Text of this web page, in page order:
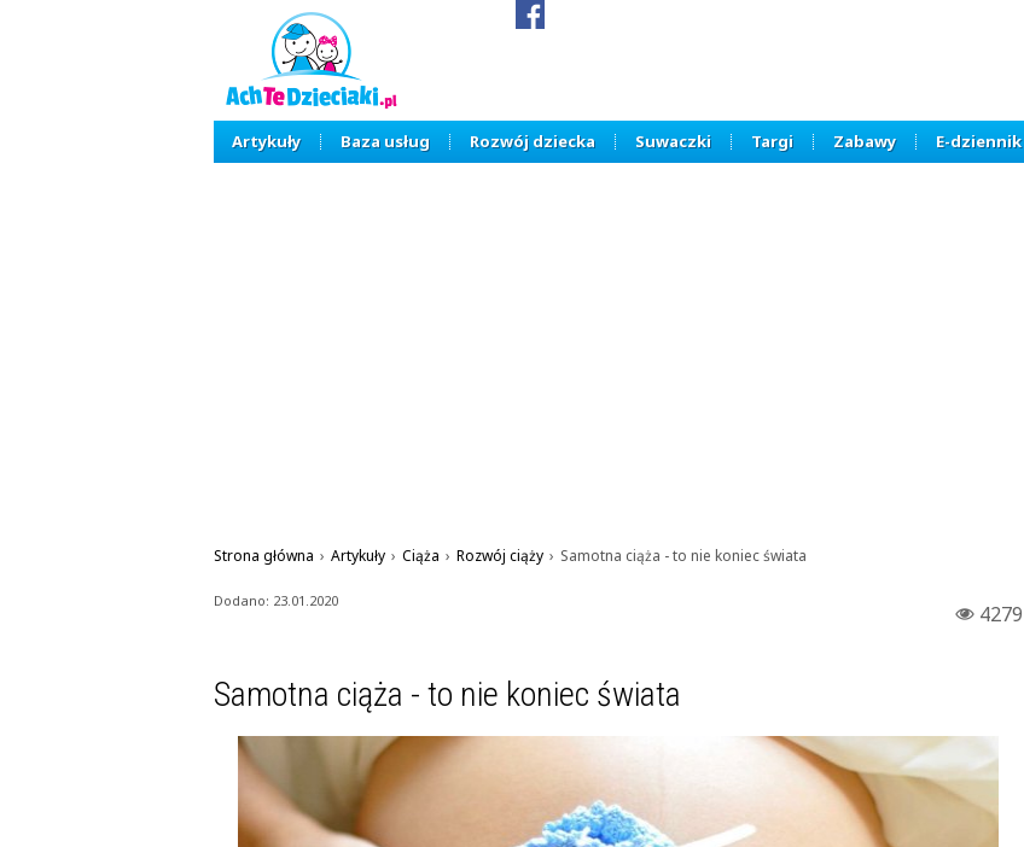
Artykuły Baza usług Rozwój dziecka Suwaczki Targi Zabawy E-dziennik
Strona główna › Artykuły › Ciąża › Rozwój ciąży › Samotna ciąża - to nie koniec świata
4279
Dodano: 23.01.2020
Samotna ciąża - to nie koniec świata